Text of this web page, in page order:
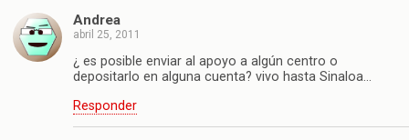
Andrea
abril 25, 2011
¿ es posible enviar al apoyo a algún centro o
depositarlo en alguna cuenta? vivo hasta Sinaloa…
Responder